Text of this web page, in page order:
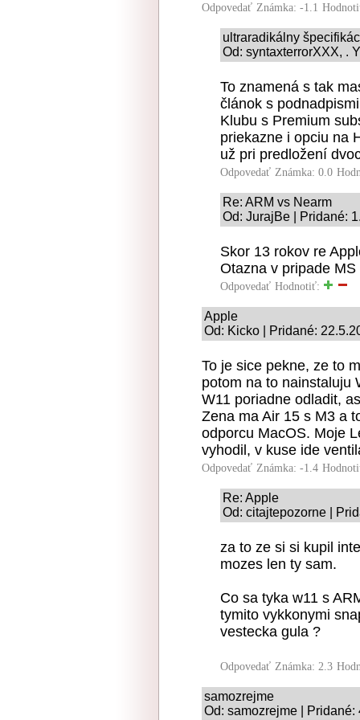
Odpovedať Známka: -1.1
ultraradikálny
Od: syntaxterrorXXX, .
To znamená s tak
článok s
Klubu s Premium
priekazne i opciu na
už pri predložení
Odpovedať Známka: 0.0
Re: ARM vs Nearm
Od: JurajBe | Pridané:
Skor 13 rokov re
Otazna v pripade
Odpovedať Hodnotiť:
Apple
Od: Kicko | Pridané:
To je sice pekne, ze to
potom na to nainstaluju
W11 poriadne odladit,
Zena ma Air 15 s M3 a
odporcu MacOS. Moje
vyhodil, v kuse ide
Odpovedať Známka: -1.4
Re: Apple
Od: citajtepozorne |
za to ze si si kupil
mozes len ty sam.
Co sa tyka w11 s
tymito vykkonymi
vestecka gula ?
Odpovedať Známka: 2.3
samozrejme
Od: samozrejme | Pridané: